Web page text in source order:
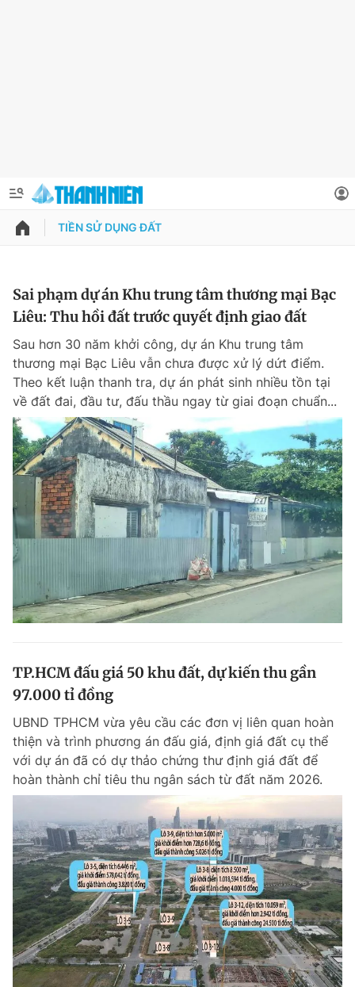
QUẢNG CÁO ĐẶT BÁO
Chuyên mục khác
Chào ngày mới Tin 24h
Tin thị trường Tin 360
Video Magazine
Sản phẩm khác
Tiện ích Bạn cần biết
Đọc Thanh Niên trên điện thoại
Theo dõi báo trên
Hotline
0906 645 777
Liên hệ quảng cáo
0908 780 404
Đặt báo Quảng cáo RSS Tòa soạn Chính sách bảo
Thông tin tài khoản
Đổi mật khẩu
Tin đã xem
Đăng xuất
TIỀN SỬ DỤNG ĐẤT
Sai phạm dự án Khu trung tâm thương mại Bạc
Liêu: Thu hồi đất trước quyết định giao đất
Sau hơn 30 năm khởi công, dự án Khu trung tâm
thương mại Bạc Liêu vẫn chưa được xử lý dứt điểm.
Theo kết luận thanh tra, dự án phát sinh nhiều tồn tại
về đất đai, đầu tư, đấu thầu ngay từ giai đoạn chuẩn...
TP.HCM đấu giá 50 khu đất, dự kiến thu gần
97.000 tỉ đồng
UBND TPHCM vừa yêu cầu các đơn vị liên quan hoàn
thiện và trình phương án đấu giá, định giá đất cụ thể
với dự án đã có dự thảo chứng thư định giá đất để
hoàn thành chỉ tiêu thu ngân sách từ đất năm 2026.